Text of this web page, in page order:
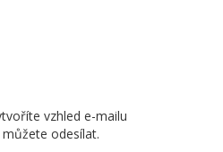
vzhled e-mailu
odesílat.